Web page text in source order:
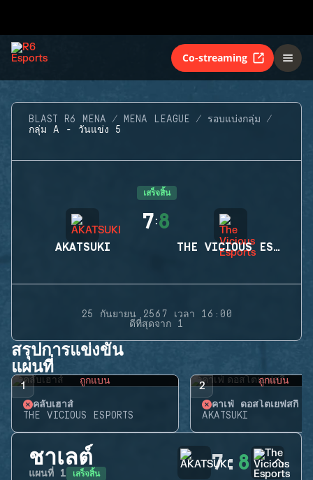
Co-streaming
BLAST R6 MENA MENA LEAGUE
รอบแบ่งกลุ่ม
กลุ่ม A - วันแข่ง 5
เสร็จสิ้น
AKATSUKI
7:8
THE VICIOUS ESPORTS
25 กันยายน 2567 เวลา 16:00
ดีที่สุดจาก 1
สรุปการแข่งขัน
แผนที่
1 ถูกแบน
คลับเฮาส์
THE VICIOUS ESPORTS
2 ถูกแบน
คาเฟ่ ดอสโตเยฟสกี้
AKATSUKI
ชาเลต์
แผนที่ 1 เสร็จสิ้น 7: 8